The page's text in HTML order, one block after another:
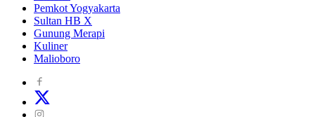
Pemkot Yogyakarta
Sultan HB X
Gunung Merapi
Kuliner
Malioboro